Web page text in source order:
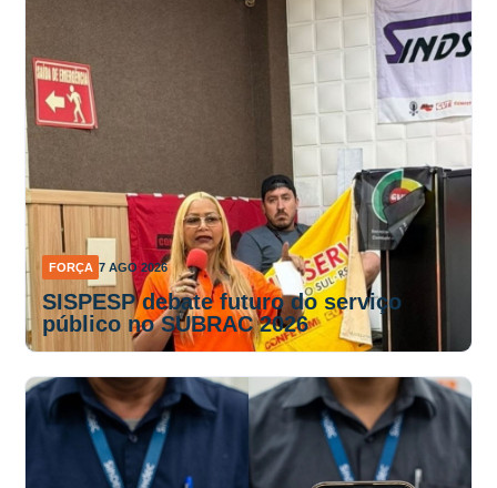
FORÇA 7 AGO 2026
SISPESP debate futuro do serviço
público no SUBRAC 2026